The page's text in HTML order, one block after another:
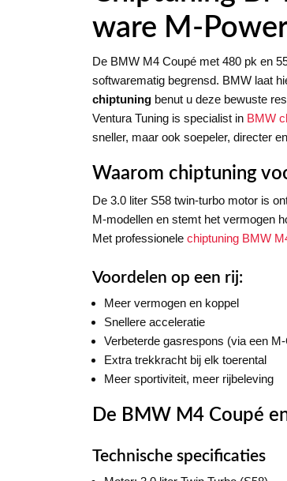
ware M-
De BMW M4 Coupé met 480 pk en
softwarematig begrensd. BMW laat
chiptuning benut u deze bewuste
Ventura Tuning is specialist in BMW
sneller, maar ook soepeler, directer
Waarom chiptuning
De 3.0 liter S58 twin-turbo motor is
M-modellen en stemt het vermogen
Met professionele chiptuning BMW
Voordelen op een rij:
Meer vermogen en koppel
Snellere acceleratie
Verbeterde gasrespons (via een
Extra trekkracht bij elk toerental
Meer sportiviteit, meer rijbeleving
De BMW M4 Coupé
Technische specificaties